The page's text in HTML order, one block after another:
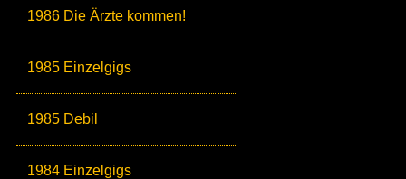
1986 Die Ärzte kommen!
1985 Einzelgigs
1985 Debil
1984 Einzelgigs